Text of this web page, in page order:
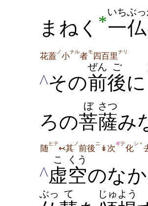
まねく *一
いちぶ
花蓋 ノ 小ナル者モ四百里 ナリ
^その前
ぜん
後
ご
に
ろの菩
ぼ
薩
さつ
み
随ヒテ↢其ノ前後ニ ↡次ギテ化シ ＊
^虚
こ
空
くう
のな
ぶっ て じゅよう